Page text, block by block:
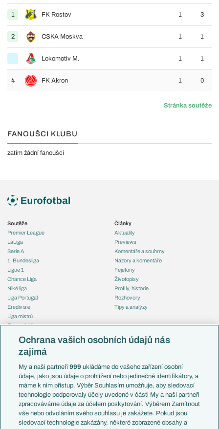
1 FK Rostov 1 3
2 CSKA Moskva 1 1
Lokomotiv M. 1 1
4 FK Akron 1 0
Stránka soutěže
FANOUŠCI KLUBU
zatím žádní fanoušci
Soutěže
Premier League
LaLiga
Serie A
1. Bundesliga
Ligue 1
Chance Liga
Niké liga
Liga Portugal
Eredivisie
Liga mistrů
Evropská liga
Mistrovství světa
Liga národů
Témata
Představení týmů MS
EuroSkauting
PL v kostce
Evropské koeficienty
Přestupy
Články
Aktuality
Previews
Komentáře a souhrny
Názory a komentáře
Fejetony
Životopisy
Profily, historie
Rozhovory
Tipy a analýzy
Česko
Francie
Itálie
Německo
Španělsko
Argentina
Brazílie
Ochrana vašich osobních údajů nás
zajímá
My a naši partneři999 ukládáme do vašeho zařízení osobní
údaje, jako jsou údaje o prohlížení nebo jedinečné identifikátory, a
máme k nim přístup. Výběr Souhlasím umožňuje, aby sledovací
technologie podporovaly účely uvedené v části My a naši partneři
zpracováváme údaje za účelem poskytování. Výběrem Zamítnout
vše nebo odvoláním svého souhlasu je zakážete. Pokud jsou
sledovací technologie zakázány, některé zobrazené obsahy a